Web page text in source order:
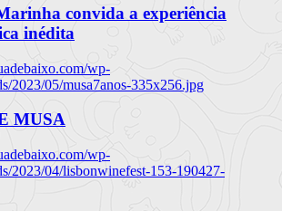
convida a experiência
inédita
wp-
2023/05/musa7anos-335x256.jpg
MUSA
wp-
2023/04/lisbonwinefest-153-190427-